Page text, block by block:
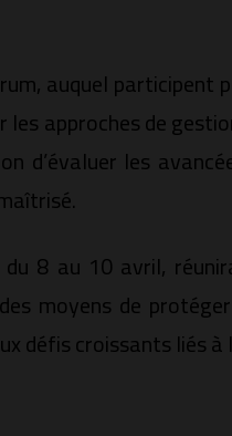
auquel
approches de
d’évaluer les
8 au 10 avril,
moyens de
défis croissants liés à